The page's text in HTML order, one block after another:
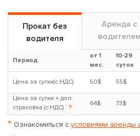
Прокат без
водителя
Аренда с
водителем
Период
от 1
мес.
10-29
суток
Цена за сутки(с НДС) 50$ 55$
Цена за сутки + доп.
страховка (с НДС)
?
64$ 73$
* Ознакомиться с условиями аренды